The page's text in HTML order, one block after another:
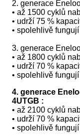
2. generace
• až 1500 cyklů
• udrží 75 %
• spolehlivě
3. generace
• až 1800 cyklů
• udrží 70 %
• spolehlivě
4. generace
4UTGB :
• až 2100 cyklů
• udrží 70 %
• spolehlivě